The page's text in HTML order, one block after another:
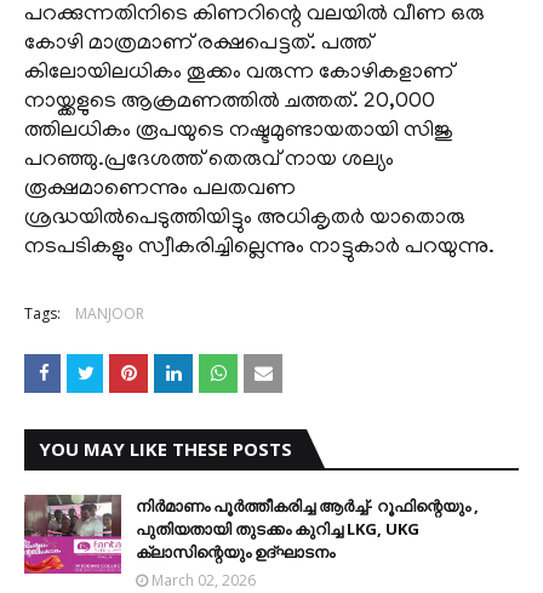
പറക്കുന്നതിനിടെ കിണറിന്റെ വലയില്‍ വീണ ഒരു
കോഴി മാത്രമാണ് രക്ഷപെട്ടത്. പത്ത്
കിലോയിലധികം തൂക്കം വരുന്ന കോഴികളാണ്
നായ്ക്കളുടെ ആക്രമണത്തില്‍ ചത്തത്. 20,000
ത്തിലധികം രൂപയുടെ നഷ്ടമുണ്ടായതായി സിജു
പറഞ്ഞു.പ്രദേശത്ത് തെരുവ് നായ ശല്യം
രൂക്ഷമാണെന്നും പലതവണ
ശ്രദ്ധയില്‍പെടുത്തിയിട്ടും അധികൃതര്‍ യാതൊരു
നടപടികളും സ്വീകരിച്ചില്ലെന്നും നാട്ടുകാര്‍ പറയുന്നു.
Tags: MANJOOR
YOU MAY LIKE THESE POSTS
നിര്‍മാണം പൂര്‍ത്തീകരിച്ച ആര്‍ച്ച്- റൂഫിന്റെയും ,
പുതിയതായി തുടക്കം കുറിച്ച LKG, UKG
ക്ലാസിന്റെയും ഉദ്ഘാടനം
March 02, 2026